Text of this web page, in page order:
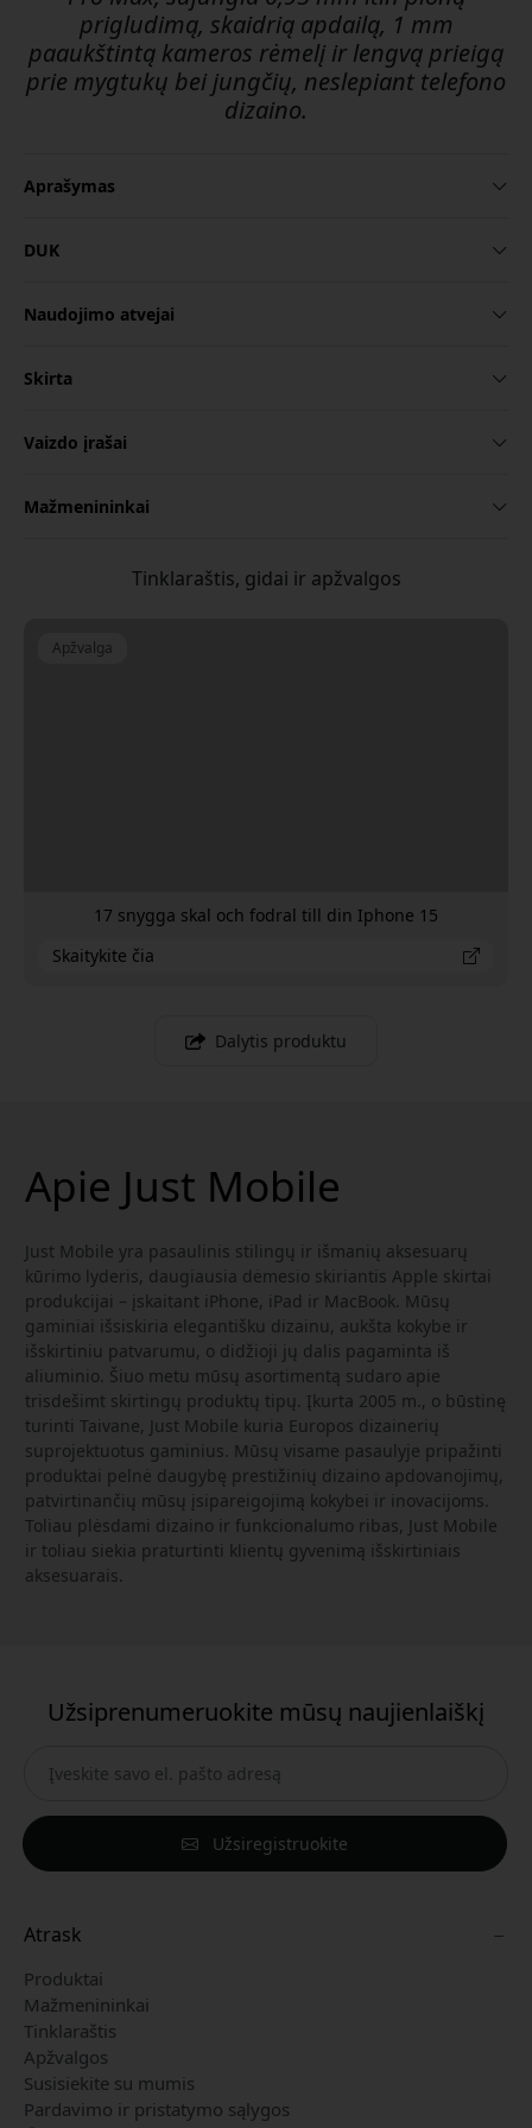
prigludimą, skaidrią apdailą, 1 mm
paaukštintą kameros rėmelį ir lengvą prieigą
prie mygtukų bei jungčių, neslepiant telefono
dizaino.
Aprašymas
DUK
Naudojimo atvejai
Skirta
Vaizdo įrašai
Mažmenininkai
Tinklaraštis, gidai ir apžvalgos
Apžvalga
17 snygga skal och fodral till din Iphone 15
Skaitykite čia
Dalytis produktu
Apie Just Mobile
Just Mobile yra pasaulinis stilingų ir išmanių aksesuarų
kūrimo lyderis, daugiausia dėmesio skiriantis Apple skirtai
produkcijai – įskaitant iPhone, iPad ir MacBook. Mūsų
gaminiai išsiskiria elegantišku dizainu, aukšta kokybe ir
išskirtiniu patvarumu, o didžioji jų dalis pagaminta iš
aliuminio. Šiuo metu mūsų asortimentą sudaro apie
trisdešimt skirtingų produktų tipų. Įkurta 2005 m., o būstinę
turinti Taivane, Just Mobile kuria Europos dizainerių
suprojektuotus gaminius. Mūsų visame pasaulyje pripažinti
produktai pelnė daugybę prestižinių dizaino apdovanojimų,
patvirtinančių mūsų įsipareigojimą kokybei ir inovacijoms.
Toliau plėsdami dizaino ir funkcionalumo ribas, Just Mobile
ir toliau siekia praturtinti klientų gyvenimą išskirtiniais
aksesuarais.
Užsiprenumeruokite mūsų naujienlaiškį
Užsiregistruokite
Atrask
Produktai
Mažmenininkai
Tinklaraštis
Apžvalgos
Susisiekite su mumis
Pardavimo ir pristatymo sąlygos